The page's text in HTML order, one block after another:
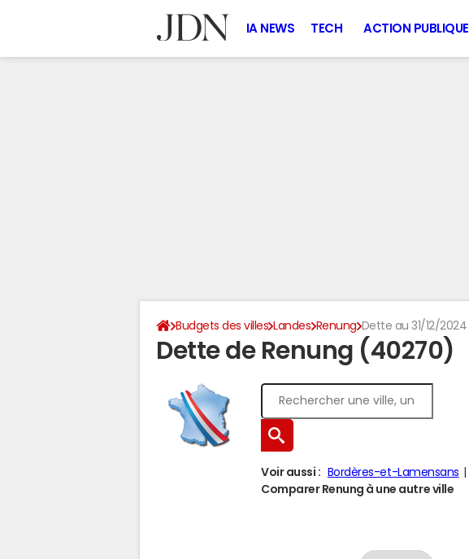
IA NEWS TECH ACTION PUBLIQUE
Budgets des villes Landes Renung Dette au 31/12/2024
Dette de Renung (40270)
Voir aussi : Bordères-et-Lamensans
Comparer Renung à une autre ville